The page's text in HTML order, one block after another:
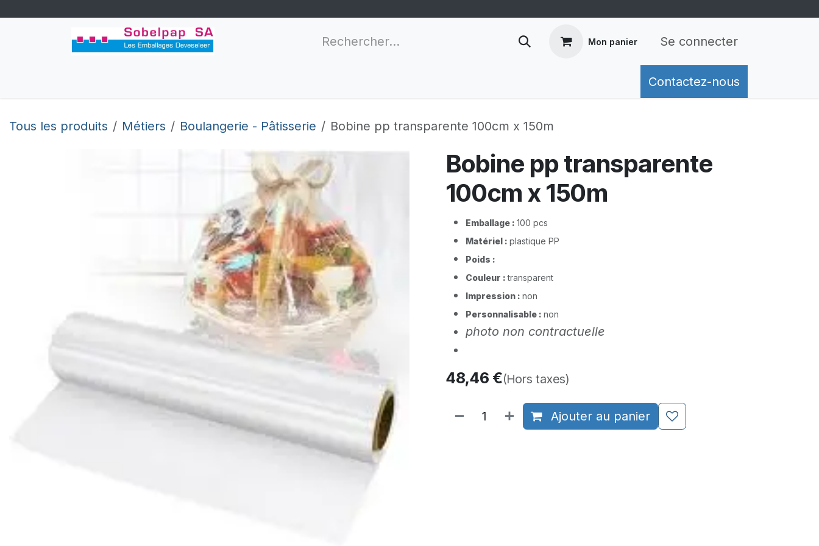
Mon panier Se connecter
Retours Conditions
Contactez-nous
Tous les produits Métiers Boulangerie - Pâtisserie Bobine pp transparente 100cm x 150m
Bobine pp transparente
100cm x 150m
Emballage : 100 pcs
Matériel : plastique PP
Poids :
Couleur :transparent
Impression : non
Personnalisable : non
photo non contractuelle
48,46 €(Hors taxes)
Ajouter au panier